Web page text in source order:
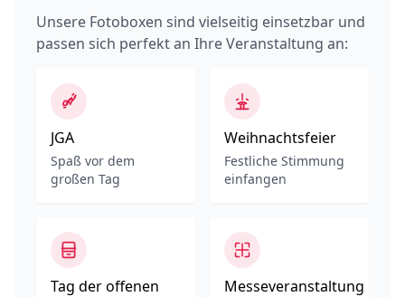
Unsere Fotoboxen sind vielseitig einsetzbar und
passen sich perfekt an Ihre Veranstaltung an:
JGA
Spaß vor dem
großen Tag
Weihnachtsfeier
Festliche Stimmung
einfangen
Tag der offenen
Messeveranstaltung